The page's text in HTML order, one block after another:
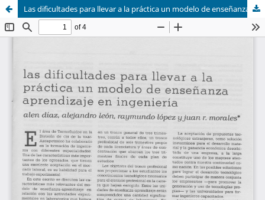
Las dificultades para llevar a la práctica un modelo de enseñanza aprendizaje en ingeniería